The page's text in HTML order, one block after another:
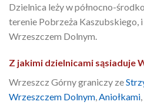
Dzielnica leży w północno-
terenie Pobrzeża Kaszubskiego,
Wrzeszczem Dolnym.
Z jakimi dzielnicami sąsiaduje
Wrzeszcz Górny graniczy ze
Wrzeszczem Dolnym,Aniołkami,